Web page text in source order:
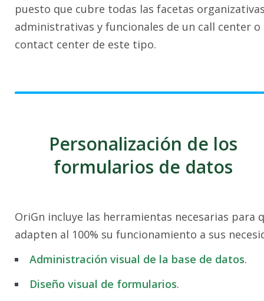
puesto que cubre todas las facetas
administrativas y funcionales de un call center o
contact center de este tipo.
Personalización de los
formularios de datos
OriGn incluye las herramientas necesarias
adapten al 100% su funcionamiento a sus
Administración visual de la base de datos.
Diseño visual de formularios.